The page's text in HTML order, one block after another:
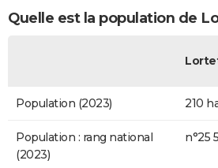
Quelle est la population de
Population (2023) 210
Population : rang national
(2023)
n°25